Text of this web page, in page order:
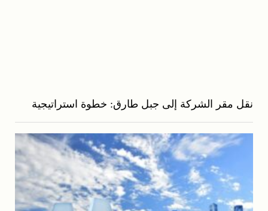
نقل مقر الشركة إلى جبل طارق: خطوة استراتيجية